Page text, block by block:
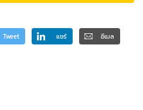
Tweet แชร์ อีเมล